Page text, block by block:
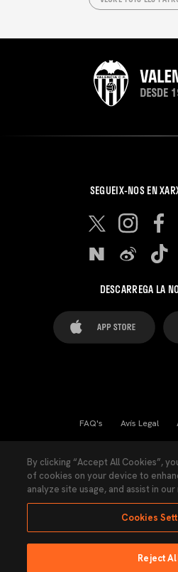
SEGUEIX-NOS EN
DESCARREGA LA
FAQ's Avís Legal
Llei de Transparència
By clicking “Accept All Cookies”,
of cookies on your device to
analyze site usage, and assist in
Cookies
Reject